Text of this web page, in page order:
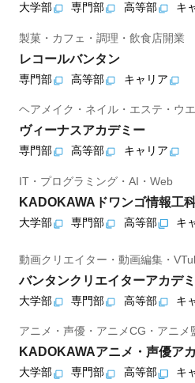
大学部 専門部 高等部 キ
製菓・カフェ・調理・飲食店開業
レコールバンタン
専門部 高等部 キャリア
ヘアメイク・ネイル・エステ・ウ
ヴィーナスアカデミー
専門部 高等部 キャリア
IT・プログラミング・AI・Web
KADOKAWAドワンゴ情報工
大学部 専門部 高等部 キ
動画クリエイター・動画編集・
バンタンクリエイターアカデ
大学部 専門部 高等部 キ
アニメ・声優・アニメCG・アニメ
KADOKAWAアニメ・声優ア
大学部 専門部 高等部 キ